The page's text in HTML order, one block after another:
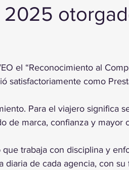
2025
el “Reconocimiento al
satisfactoriamente como
Para el viajero significa
de marca, confianza y mayor
trabaja con disciplina y
diaria de cada agencia, con su